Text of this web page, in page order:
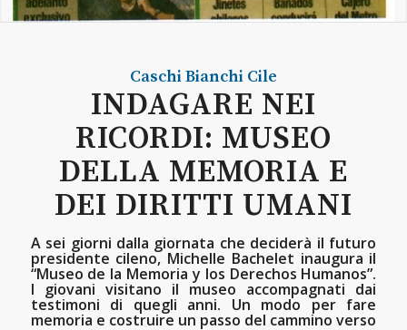
Caschi Bianchi Cile
INDAGARE NEI
RICORDI: MUSEO
DELLA MEMORIA E
DEI DIRITTI UMANI
A sei giorni dalla giornata che deciderà il futuro
presidente cileno, Michelle Bachelet inaugura il
“Museo de la Memoria y los Derechos Humanos”.
I giovani visitano il museo accompagnati dai
testimoni di quegli anni. Un modo per fare
memoria e costruire un passo del cammino verso